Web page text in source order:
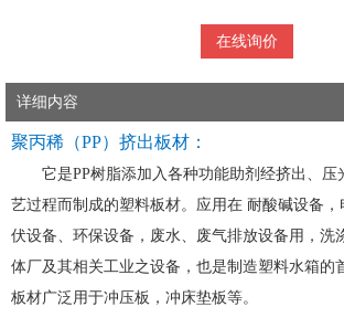
在线询价
详细内容
聚丙稀（PP）挤出板材：
它是PP树脂添加入各种功能助剂经挤出、压
艺过程而制成的塑料板材。应用在 耐酸碱设备
伏设备、环保设备，废水、废气排放设备用，洗
体厂及其相关工业之设备，也是制造塑料水箱的
板材广泛用于冲压板，冲床垫板等。